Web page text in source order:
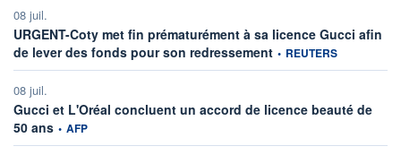
08 juil.
URGENT-Coty met fin prématurément à sa licence Gucci afin
de lever des fonds pour son redressementinformation fournie par
• REUTERS
08 juil.
Gucci et L'Oréal concluent un accord de licence beauté de
50 ans information fournie par
• AFP